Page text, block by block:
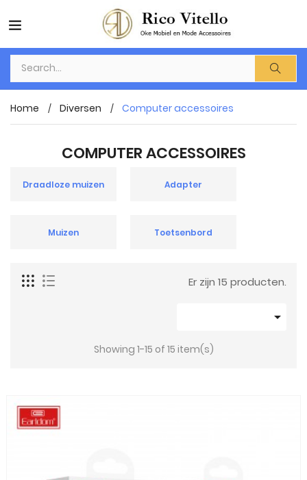
Home Diversen Computer accessoires
COMPUTER ACCESSOIRES
Draadloze muizen Adapter
Muizen Toetsenbord
Er zijn 15 producten.

Showing 1-15 of 15 item(s)